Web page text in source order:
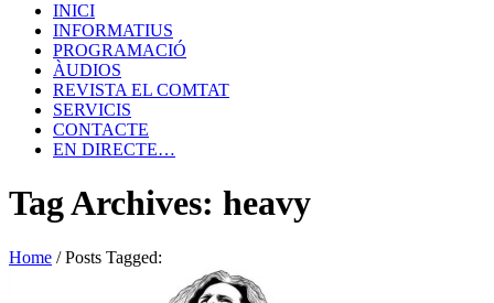
INICI
INFORMATIUS
PROGRAMACIÓ
ÀUDIOS
REVISTA EL COMTAT
SERVICIS
CONTACTE
EN DIRECTE…
Tag Archives: heavy
Home /Posts Tagged: